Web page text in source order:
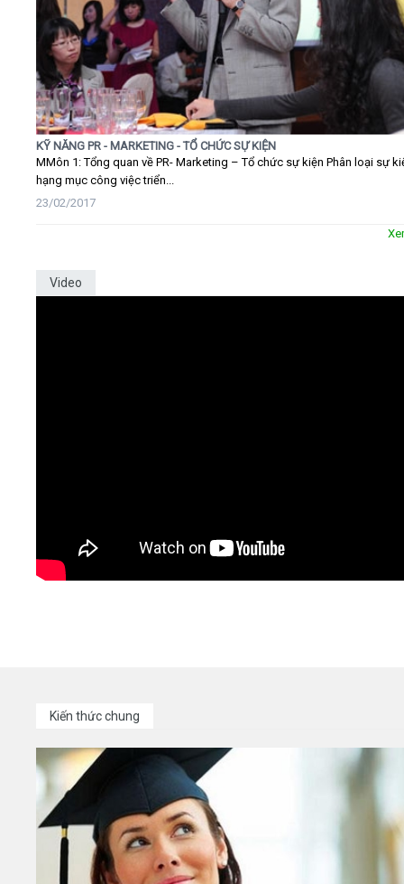
KỸ NĂNG PR - MARKETING - TỔ CHỨC SỰ KIỆN
MMôn 1: Tổng quan về PR- Marketing – Tổ chức sự kiện Phân loại sự
hạng mục công việc triển...
23/02/2017
Video
Kiến thức chung